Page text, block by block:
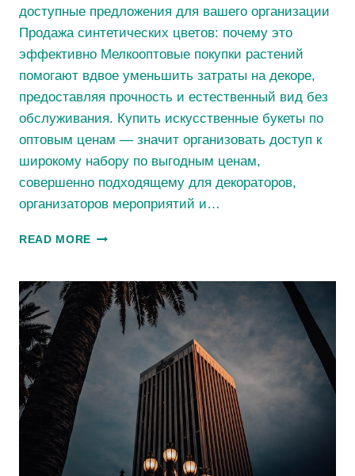
доступные предложения для вашего организации
Продажа синтетических цветов: почему это
эффективно Мелкооптовые покупки растений
помогают вдвое уменьшить затраты на декоре,
предоставляя прочность и естественный вид без
обслуживания. Купить искусственные букеты по
оптовым ценам — значит организовать доступ к
широкому набору по выгодным ценам,
совершенно подходящему для декораторов,
организаторов мероприятий и…
READ MORE РОЗА
ЦВЕТЫ
ОПТОМ
ДЕКОРАТИВНЫЕ
БУКЕТЫ
ОПТОМ
ВЫГОДНЫЕ
ПРЕДЛОЖЕНИЯ
ВАШЕГО
ПРЕДПРИЯТИЯ